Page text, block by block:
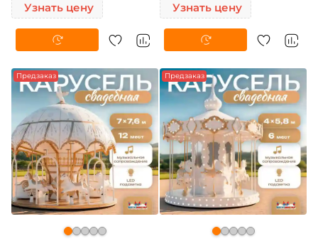
Узнать цену Узнать цену
Предзаказ Предзаказ